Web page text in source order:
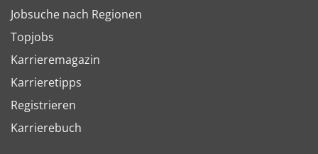
Jobsuche nach Regionen
Topjobs
Karrieremagazin
Karrieretipps
Registrieren
Karrierebuch